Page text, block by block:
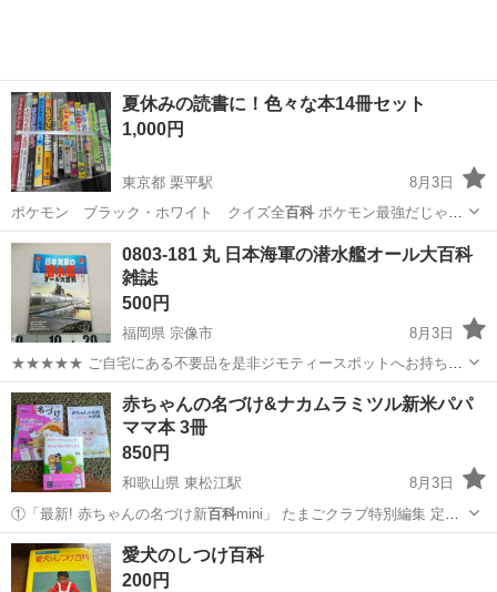
夏休みの読書に！色々な本14冊セット
1,000円
東京都 栗平駅
8月3日
ポケモン ブラック・ホワイト クイズ全百科ポケモン最強だじゃれ
クラブ こんたく…
東京 町田市 絵本 ドラえもん
0803-181 丸 日本海軍の潜水艦オール大百科
雑誌
500円
福岡県 宗像市
8月3日
★★★★★ ご自宅にある不要品を是非ジモティースポットへお持ち込
みしませんか？ 家電、趣味・スポーツ・レジャー用品、こども用品、
衣料服飾品、生活雑貨、家具、本、CD・DVDなどが無料でまとめて持
ち込めます！ ※詳細はこ...
福岡 宗像市 潜水艦
赤ちゃんの名づけ&ナカムラミツル新米パパ
ママ本 3冊
850円
和歌山県 東松江駅
8月3日
①「最新! 赤ちゃんの名づけ新百科mini」 たまごクラブ特別編集 定
価…
和歌山 和歌山市 マタニティ用品
愛犬のしつけ百科
200円